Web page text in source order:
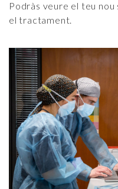
Podràs veure el teu
el tractament.